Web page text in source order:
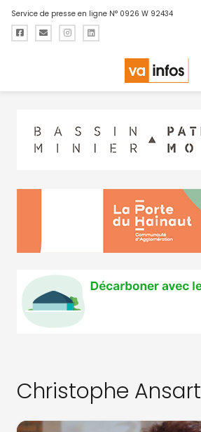
Service de presse en ligne N° 0926 W 92434
Christophe Ansart